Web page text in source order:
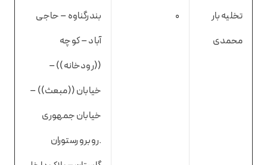
تخلیه بار
محمدی
0
بندرگناوه – حاجی
آباد – کوچه
((رودخانه)) –
خیابان ((مبعث)) –
خیابان جمهوری
.روبرو رستوران